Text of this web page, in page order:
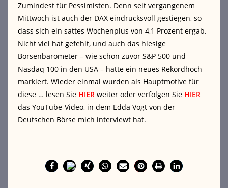
Zumindest für Pessimisten. Denn seit vergangenem
Mittwoch ist auch der DAX eindrucksvoll gestiegen, so
dass sich ein sattes Wochenplus von 4,1 Prozent ergab.
Nicht viel hat gefehlt, und auch das hiesige
Börsenbarometer – wie schon zuvor S&P 500 und
Nasdaq 100 in den USA – hätte ein neues Rekordhoch
markiert. Wieder einmal wurden als Hauptmotive für
diese … lesen Sie HIER weiter oder verfolgen Sie HIER
das YouTube-Video, in dem Edda Vogt von der
Deutschen Börse mich interviewt hat.